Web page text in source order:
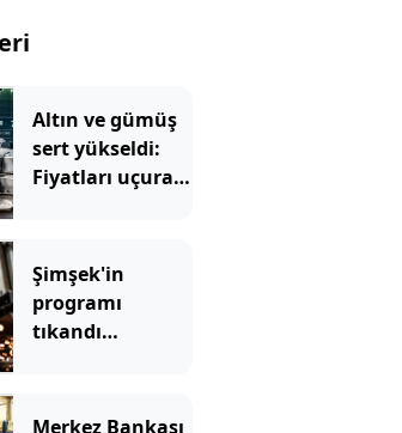
Altın ve gümüş
sert yükseldi:
Fiyatları uçuran
Şimşek'in
programı
tıkandı
Merkez Bankası